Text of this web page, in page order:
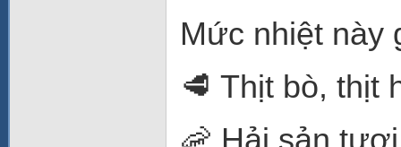
Mức nhiệt này
🥩 Thịt bò, thịt
🦐 Hải sản